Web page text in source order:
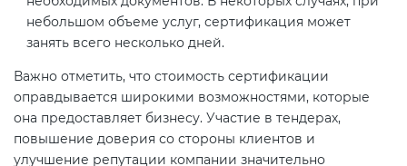
небольшом объеме услуг, сертификация может
занять всего несколько дней.
Важно отметить, что стоимость сертификации
оправдывается широкими возможностями, которые
она предоставляет бизнесу. Участие в тендерах,
повышение доверия со стороны клиентов и
улучшение репутации компании значительно